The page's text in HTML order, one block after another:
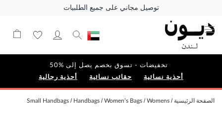
توصيل مجاني على جميع الطلبيات
تخفيضات - تسوق بخصم يصل إلى %50
أحذية نسائية حقائب نسائية أحذية رجالية
الصفحة الرئيسية Womens
Women’s Bags
Handbags
Small Handbags